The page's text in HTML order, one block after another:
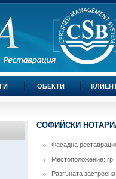
ОБЕКТИ
СОФИЙСКИ
Фасадна
Местоположение:
Разгъната